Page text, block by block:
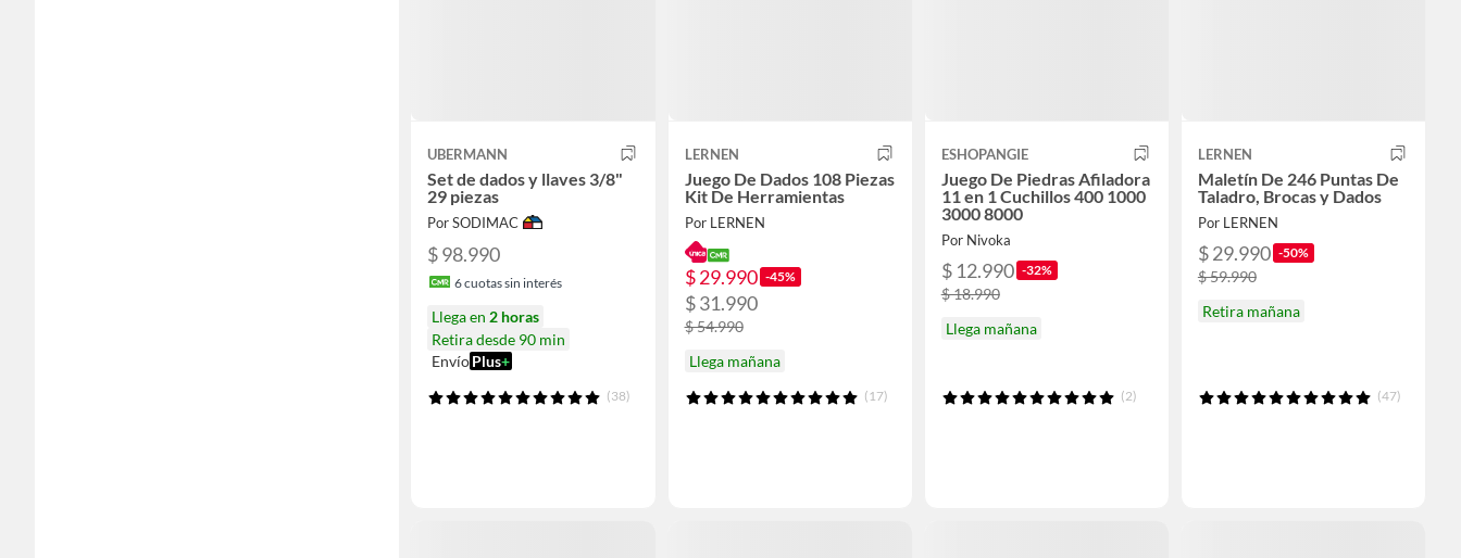
UBERMANN
Set de dados y llaves 3/8"
29 piezas
Por SODIMAC
$ 98.990
6cuotas sin interés
Llega en 2 horas
Retira desde 90 min
EnvíoPlus+
(38)
LERNEN
Juego De Dados 108 Piezas
Kit De Herramientas
Por LERNEN
$ 29.990 -45%
$ 31.990
$ 54.990
Llega mañana
(17)
ESHOPANGIE
Juego De Piedras Afiladora
11 en 1 Cuchillos 400 1000
3000 8000
Por Nivoka
$ 12.990 -32%
$ 18.990
Llega mañana
(2)
LERNEN
Maletín De 246 Puntas De
Taladro, Brocas y Dados
Por LERNEN
$ 29.990 -50%
$ 59.990
Retira mañana
(47)